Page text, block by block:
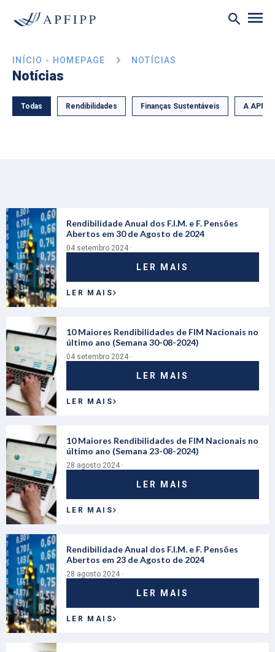
INÍCIO - HOMEPAGE NOTÍCIAS
Notícias
Todas Rendibilidades Finanças Sustentáveis A
Rendibilidade Anual dos F.I.M. e F. Pensões
Abertos em 30 de Agosto de 2024
04 setembro 2024 ·
LER MAIS
LER MAIS
10 Maiores Rendibilidades de FIM Nacionais no
último ano (Semana 30-08-2024)
04 setembro 2024 ·
LER MAIS
LER MAIS
10 Maiores Rendibilidades de FIM Nacionais no
último ano (Semana 23-08-2024)
28 agosto 2024 ·
LER MAIS
LER MAIS
Rendibilidade Anual dos F.I.M. e F. Pensões
Abertos em 23 de Agosto de 2024
28 agosto 2024 ·
LER MAIS
LER MAIS